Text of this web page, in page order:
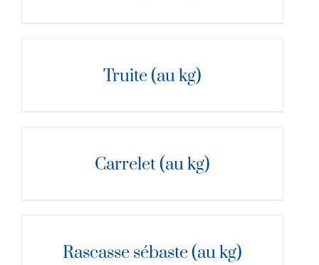
Truite (au kg)
Carrelet (au kg)
Rascasse sébaste (au kg)